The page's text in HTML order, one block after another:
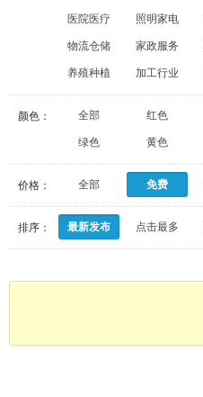
医院医疗 照明家电
物流仓储 家政服务
养殖种植 加工行业
颜色： 全部 红色
绿色 黄色
价格： 全部 免费
排序： 最新发布 点击最多